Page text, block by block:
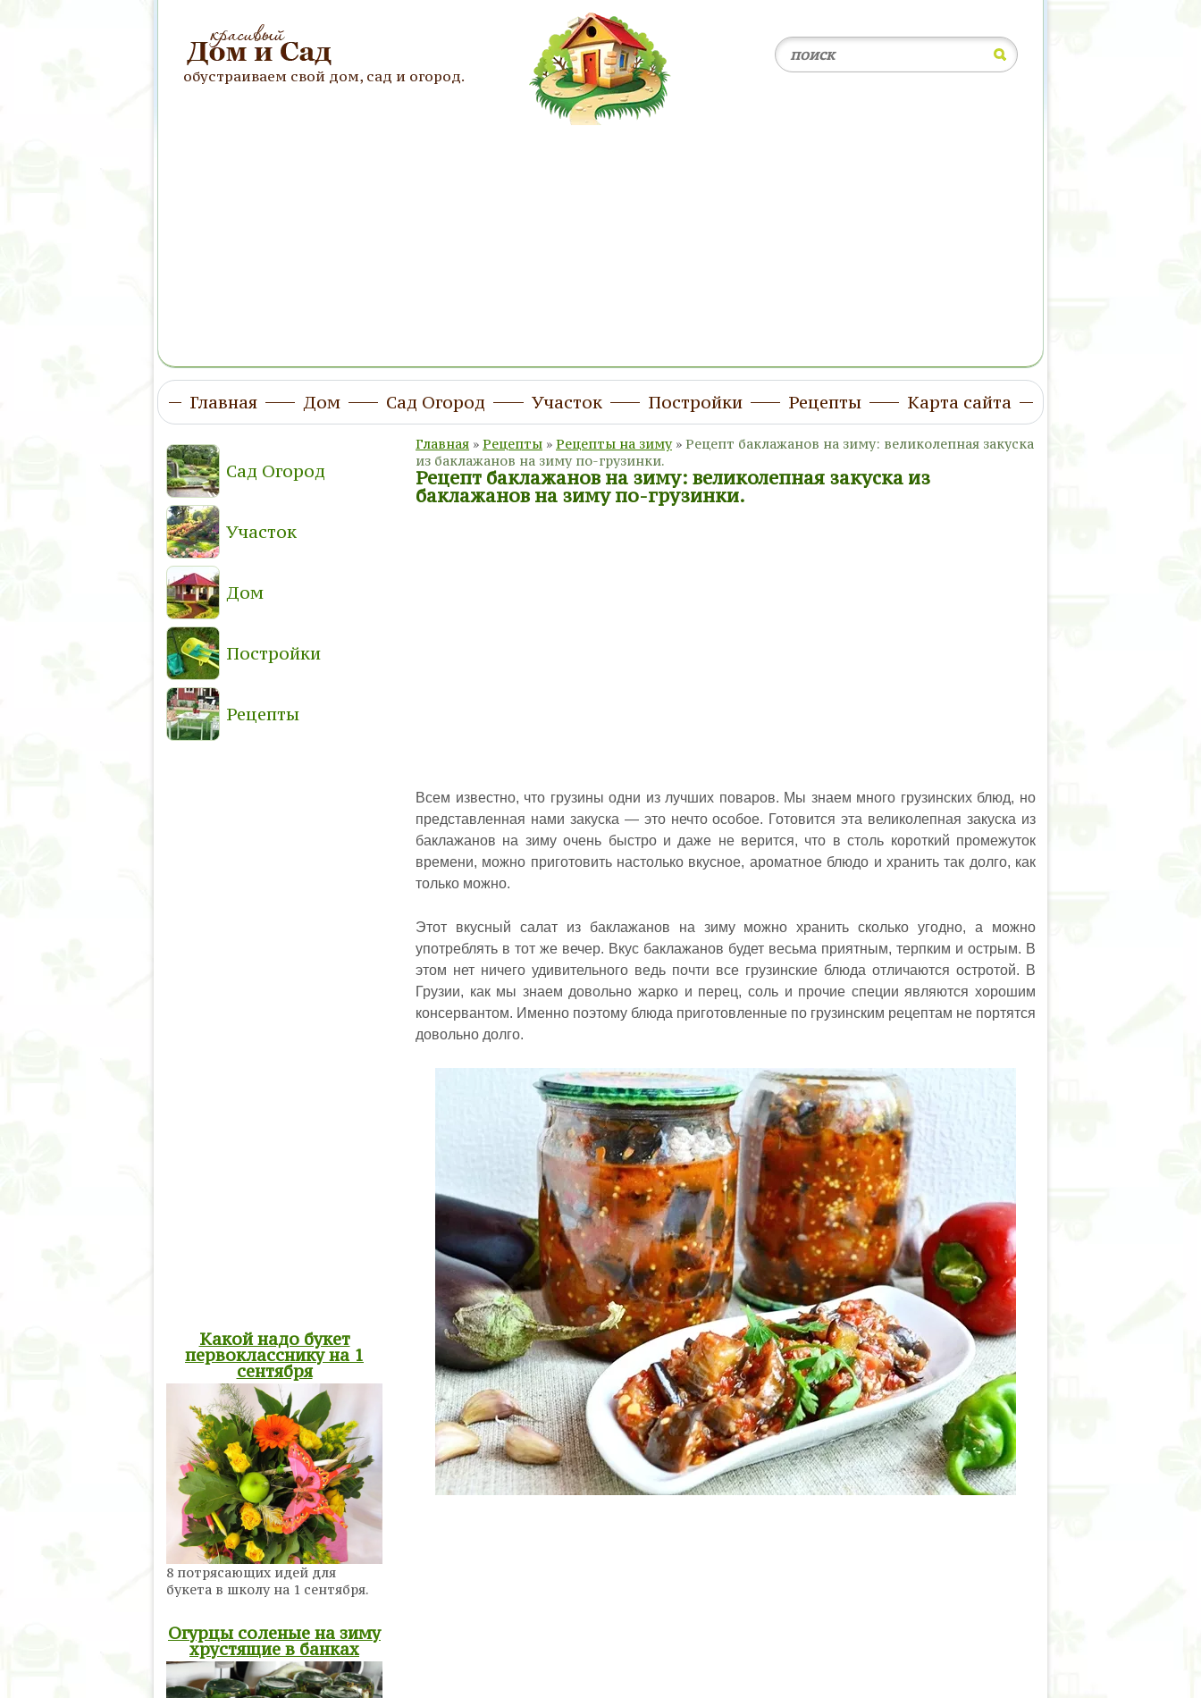
обустраиваем свой дом, сад и огород.
Главная Дом Сад Огород Участок Постройки Рецепты Карта сайта
Главная » Рецепты » Рецепты на зиму » Рецепт баклажанов на зиму: великолепная закуска
из баклажанов на зиму по-грузинки.
Рецепт баклажанов на зиму: великолепная закуска из
баклажанов на зиму по-грузинки.
Всем известно, что грузины одни из лучших поваров. Мы знаем много грузинских блюд, но
представленная нами закуска — это нечто особое. Готовится эта великолепная закуска из
баклажанов на зиму очень быстро и даже не верится, что в столь короткий промежуток
времени, можно приготовить настолько вкусное, ароматное блюдо и хранить так долго, как
только можно.
Этот вкусный салат из баклажанов на зиму можно хранить сколько угодно, а можно
употреблять в тот же вечер. Вкус баклажанов будет весьма приятным, терпким и острым. В
этом нет ничего удивительного ведь почти все грузинские блюда отличаются остротой. В
Грузии, как мы знаем довольно жарко и перец, соль и прочие специи являются хорошим
консервантом. Именно поэтому блюда приготовленные по грузинским рецептам не портятся
довольно долго.
Сад Огород
Участок
Дом
Постройки
Рецепты
Какой надо букет
первокласснику на 1
сентября
8 потрясающих идей для
букета в школу на 1 сентября.
Огурцы соленые на зиму
хрустящие в банках